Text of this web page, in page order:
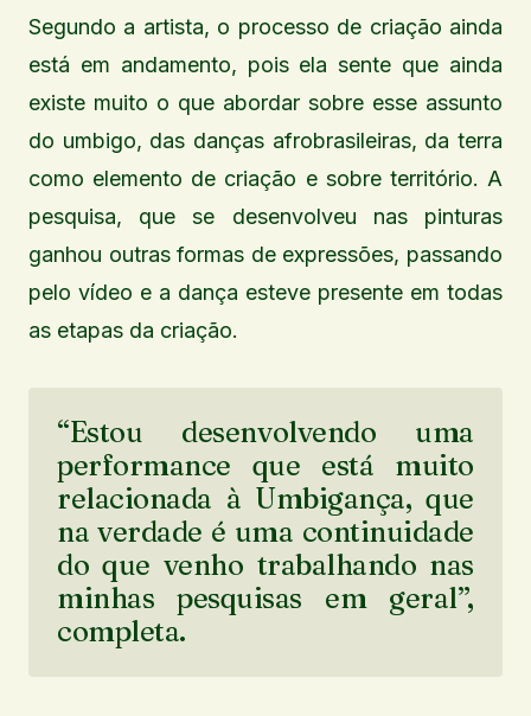
Segundo a artista, o processo de criação ainda
está em andamento, pois ela sente que ainda
existe muito o que abordar sobre esse assunto
do umbigo, das danças afrobrasileiras, da terra
como elemento de criação e sobre território. A
pesquisa, que se desenvolveu nas pinturas
ganhou outras formas de expressões, passando
pelo vídeo e a dança esteve presente em todas
as etapas da criação.
“Estou desenvolvendo uma
performance que está muito
relacionada à Umbigança, que
na verdade é uma continuidade
do que venho trabalhando nas
minhas pesquisas em geral”,
completa.